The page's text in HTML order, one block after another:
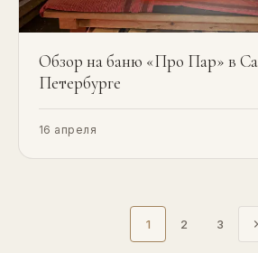
Обзор на баню «Про Пар» в
Петербурге
16 апреля
1 2 3